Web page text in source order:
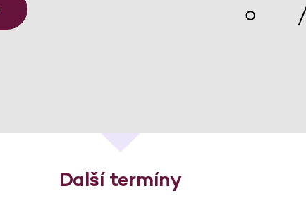
Další termíny